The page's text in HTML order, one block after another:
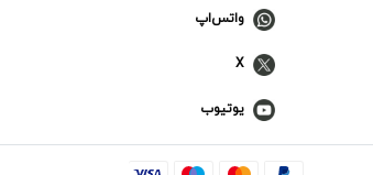
واتس‌اپ
X
یوتیوب